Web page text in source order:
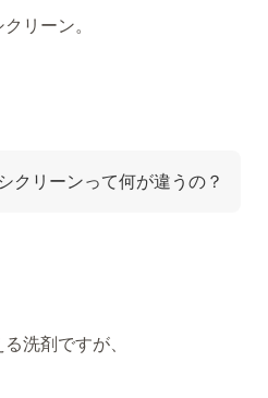
リーン。
クリーンって何が違うの？
洗剤ですが、